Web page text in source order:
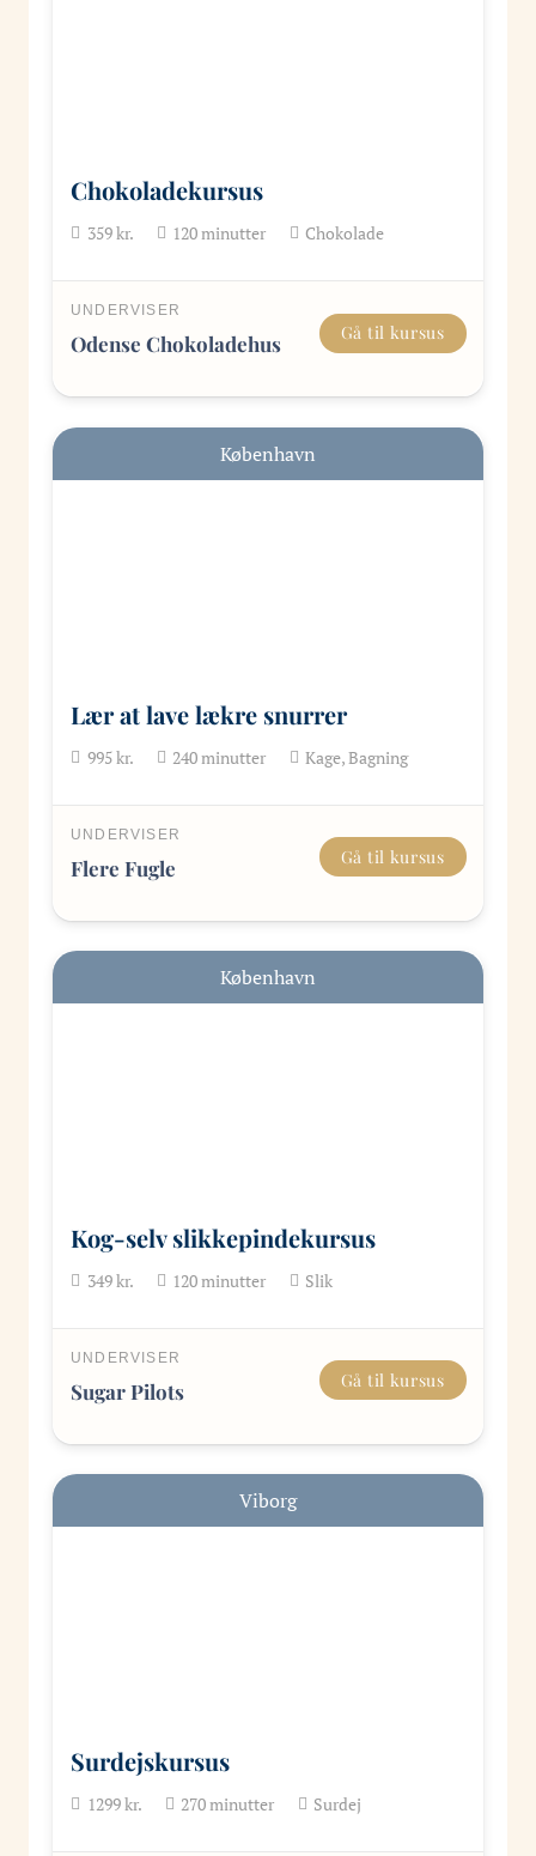
Chokoladekursus
359kr. 120minutter Chokolade
UNDERVISER
Odense Chokoladehus Gå til kursus
København
Lær at lave lækre snurrer
995kr. 240minutter Kage, Bagning
UNDERVISER
Flere Fugle Gå til kursus
København
Kog-selv slikkepindekursus
349kr. 120minutter Slik
UNDERVISER
Sugar Pilots Gå til kursus
Viborg
Surdejskursus
1299kr. 270minutter Surdej